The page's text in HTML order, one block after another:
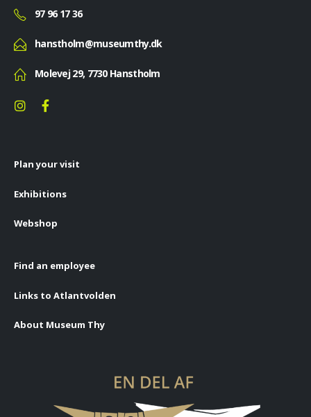
97 96 17 36
hanstholm@museumthy.dk
Molevej 29, 7730 Hanstholm
Plan your visit
Exhibitions
Webshop
Find an employee
Links to Atlantvolden
About Museum Thy